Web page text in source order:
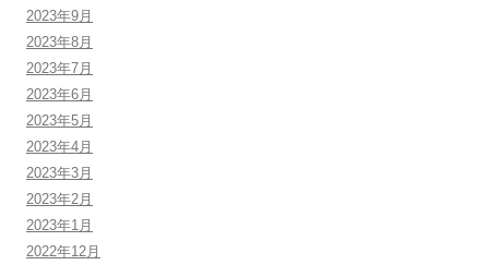
2023年9月
2023年8月
2023年7月
2023年6月
2023年5月
2023年4月
2023年3月
2023年2月
2023年1月
2022年12月